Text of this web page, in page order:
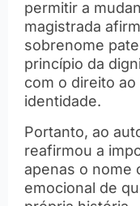
permitir a
magistrada
sobrenome
princípio da
com o direito
identidade.
Portanto, ao
reafirmou a
apenas o nome
emocional de